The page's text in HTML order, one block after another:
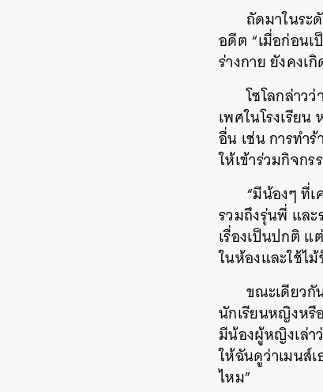
ถัดมาในระ
อดีต “เมื่อก่อนเ
ร่างกาย ยังคงเ
โซโลกล่าว
เพศในโรงเรีย
อื่น เช่น การทำ
ให้เข้าร่วมกิจกร
“มีน้องๆ ที่
รวมถึงรุ่นพี่ และ
เรื่องเป็นปกติ แ
ในห้องและใช้ไ
ขณะเดียวกั
นักเรียนหญิงหรื
มีน้องผู้หญิงเล่า
ให้ฉันดูว่าเมนส์
ไหม”